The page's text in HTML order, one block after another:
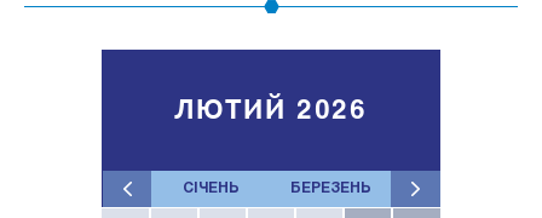
СІЧЕНЬ БЕРЕЗЕНЬ
ЛЮТИЙ 2026